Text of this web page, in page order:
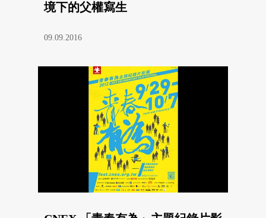
境下的父權寫生
09.09.2016